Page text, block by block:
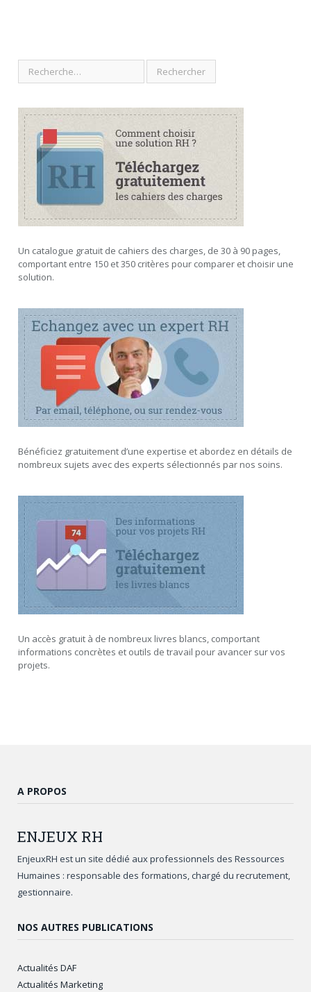
Un catalogue gratuit de cahiers des charges, de 30 à 90 pages,
comportant entre 150 et 350 critères pour comparer et choisir une
solution.
Bénéficiez gratuitement d’une expertise et abordez en détails de
nombreux sujets avec des experts sélectionnés par nos soins.
Un accès gratuit à de nombreux livres blancs, comportant
informations concrètes et outils de travail pour avancer sur vos
projets.
A PROPOS
ENJEUX RH
EnjeuxRH est un site dédié aux professionnels des Ressources
Humaines : responsable des formations, chargé du recrutement,
gestionnaire.
NOS AUTRES PUBLICATIONS
Actualités DAF
Actualités Marketing